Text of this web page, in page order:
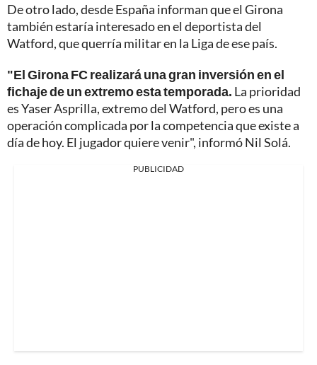
De otro lado, desde España informan que el Girona
también estaría interesado en el deportista del
Watford, que querría militar en la Liga de ese país.
"El Girona FC realizará una gran inversión en el
fichaje de un extremo esta temporada. La prioridad
es Yaser Asprilla, extremo del Watford, pero es una
operación complicada por la competencia que existe a
día de hoy. El jugador quiere venir", informó Nil Solá.
PUBLICIDAD